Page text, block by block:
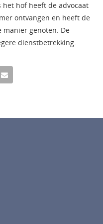
het hof heeft de advocaat
ontvangen en heeft de
manier genoten. De
dienstbetrekking.